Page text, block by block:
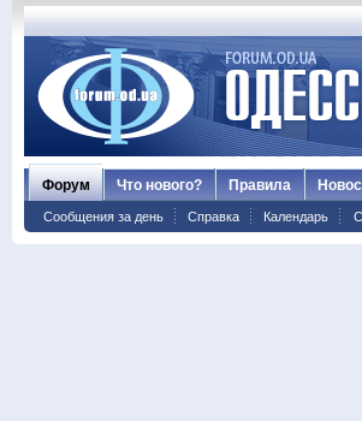
Форум
Сообщения за день Справка Календарь
Что нового? Правила